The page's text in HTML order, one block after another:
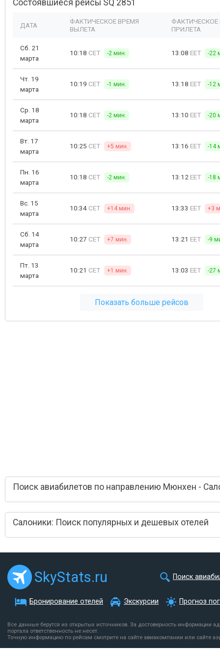
Состоявшиеся рейсы SQ 2851
ДАТА
ФАКТИЧЕСКОЕ ВРЕМЯ
ВЫЛЕТА
ФАКТИЧЕСКОЕ
ПРИЛЕТА
Сб. 21
марта
10:18 CET -2 мин. 13:08 EET -22
Чт. 19
марта
10:19 CET -1 мин. 13:18 EET -12
Ср. 18
марта
10:18 CET -2 мин. 13:10 EET -20
Вт. 17
марта
10:25 CET +5 мин. 13:16 EET -14
Пн. 16
марта
10:18 CET -2 мин. 13:12 EET -18
Вс. 15
марта
10:34 CET +14 мин. 13:33 EET +3
Сб. 14
марта
10:27 CET +7 мин. 13:21 EET -9
Пт. 13
марта
10:21 CET +1 мин. 13:03 EET -27
Показать больше рейсов
Поиск авиабилетов по направлению Мюнхен -
Салоники: Поиск популярных и дешевых отелей
SkyStats.ru Поиск
Бронирование отелей Экскурсии Прогноз
Все данные берутся из открытых источников. За достоверность информации
портала ответственность не несет.
Точную информацию по рейсам смотрите на сайте авиакомпании или сайте